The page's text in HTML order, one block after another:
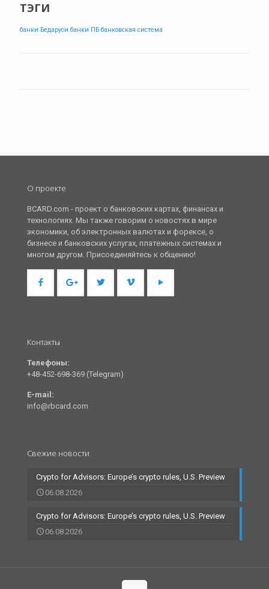
ТЭГИ
банки Бедаруси банки ПБ банковская система
О проекте
BCARD.com - проект о банковских картах, финансах и
технологиях. Мы также говорим о новостях в мире
экономики, об электронных валютах и форексе, о
бизнесе и банковских услугах, платежных системах и
многом другом. Присоединяйтесь к общению!
Контакты
Телефоны:
+48-452-698-369 (Telegram)
E-mail:
info@rbcard.com
Свежие новости
Crypto for Advisors: Europe’s crypto rules, U.S. Preview
06.08.2026
Crypto for Advisors: Europe’s crypto rules, U.S. Preview
06.08.2026